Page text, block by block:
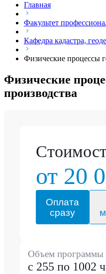
Главная
Факультет
Кафедра кадастра,
Физические процессы
Физические
производства
от 20
Оплата
сразу
Объем программы
с 255 по 1002